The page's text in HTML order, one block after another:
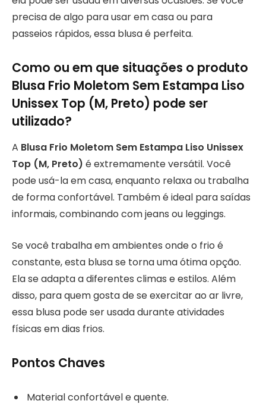
precisa de algo para usar em casa ou para
passeios rápidos, essa blusa é perfeita.
Como ou em que situações o produto
Blusa Frio Moletom Sem Estampa Liso
Unissex Top (M, Preto) pode ser
utilizado?
A Blusa Frio Moletom Sem Estampa Liso Unissex
Top (M, Preto) é extremamente versátil. Você
pode usá-la em casa, enquanto relaxa ou trabalha
de forma confortável. Também é ideal para saídas
informais, combinando com jeans ou leggings.
Se você trabalha em ambientes onde o frio é
constante, esta blusa se torna uma ótima opção.
Ela se adapta a diferentes climas e estilos. Além
disso, para quem gosta de se exercitar ao ar livre,
essa blusa pode ser usada durante atividades
físicas em dias frios.
Pontos Chaves
Material confortável e quente.